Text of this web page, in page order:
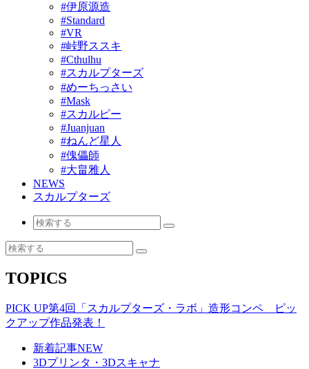
#伊原源造
#Standard
#VR
#峠野ススキ
#Cthulhu
#スカルプターズ
#めーちっさい
#Mask
#スカルピー
#Juanjuan
#ねんど星人
#傀儡師
#大畠雅人
NEWS
スカルプターズ
TOPICS
PICK UP第4回「スカルプターズ・ラボ」造形コンペ ピッ
クアップ作品発表！
新着記事NEW
3Dプリンタ・3Dスキャナ